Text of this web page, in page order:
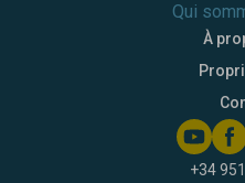
Qui
À
+34